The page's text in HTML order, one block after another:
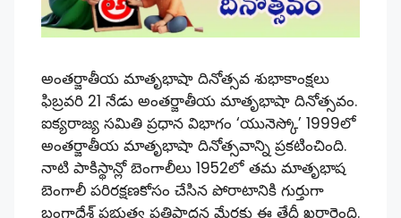
అంతర్జాతీయ మాతృభాషా దినోత్సవ శుభాకాంక్షలు
ఫిబ్రవరి 21 నేడు అంతర్జాతీయ మాతృభాషా దినోత్సవం.
ఐక్యరాజ్య సమితి ప్రధాన విభాగం ‘యునెస్కో’ 1999లో
అంతర్జాతీయ మాతృభాషా దినోత్సవాన్ని ప్రకటించింది.
నాటి పాకిస్థాన్లో బెంగాలీలు 1952లో తమ మాతృభాష
బెంగాలీ పరిరక్షణకోసం చేసిన పోరాటానికి గుర్తుగా
బంగ్లాదేశ్ ప్రభుత్వ ప్రతిపాదన మేరకు ఈ తేదీ ఖరారైంది.